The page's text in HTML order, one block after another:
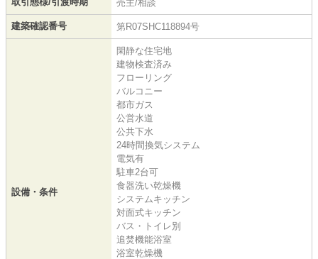
売主/相談
建築確認番号 第R07SHC118894号
設備・条件
閑静な住宅地
建物検査済み
フローリング
バルコニー
都市ガス
公営水道
公共下水
24時間換気システム
電気有
駐車2台可
食器洗い乾燥機
システムキッチン
対面式キッチン
バス・トイレ別
追焚機能浴室
浴室乾燥機